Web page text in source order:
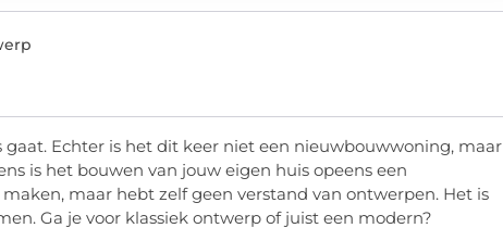
Echter is het dit keer niet een nieuwbouwwoning, maar
is het bouwen van jouw eigen huis opeens een
maar hebt zelf geen verstand van ontwerpen. Het is
Ga je voor klassiek ontwerp of juist een modern?